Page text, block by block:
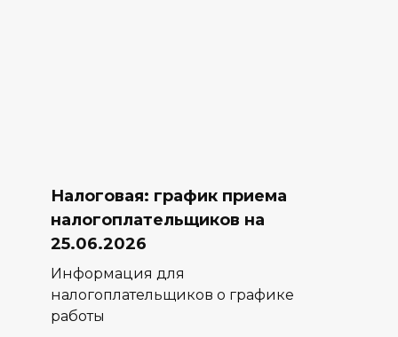
Налоговая: график приема
налогоплательщиков на
25.06.2026
Информация для
налогоплательщиков о графике
работы